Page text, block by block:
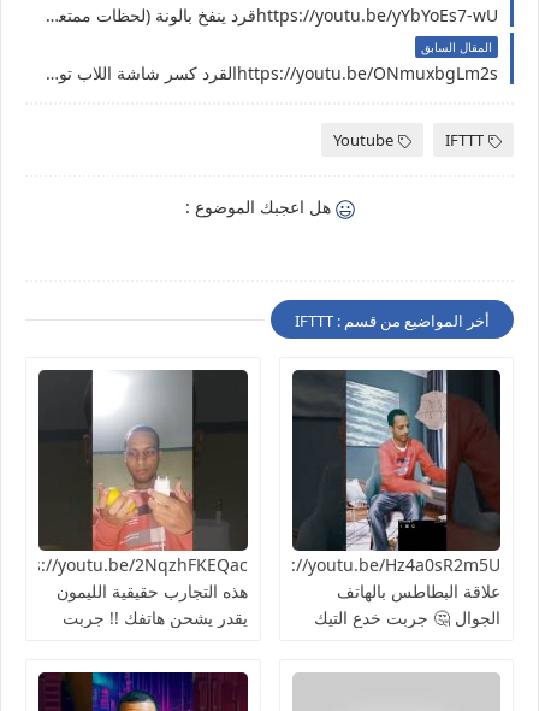
https://youtu.be/yYbYoEs7-wUقرد ينفخ بالونة (لحظات ممتعة ومسلية)
المقال السابق
https://youtu.be/ONmuxbgLm2sالقرد كسر شاشة اللاب توب 😢
IFTTT
Youtube
هل اعجبك الموضوع :
أخر المواضيع من قسم : IFTTT
https://youtu.be/Hz4a0sR2m5Uما
علاقة البطاطس بالهاتف
الجوال 🤔 جربت خدع التيك
هذه التجارب حقيقية الليمون
يقدر يشحن هاتفك !! جربت